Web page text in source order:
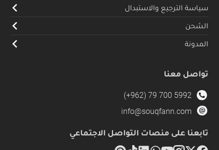
سياسة الترجيع والاستبدال
الشحن
المدونة
تواصل معنا
(+962) 79 700 5992
info@souqfann.com
تابعنا على منصات التواصل الاجتماعي